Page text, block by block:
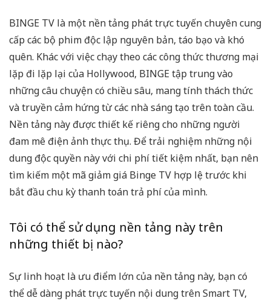
BINGE TV là một nền tảng phát trực tuyến chuyên cung
cấp các bộ phim độc lập nguyên bản, táo bạo và khó
quên. Khác với việc chạy theo các công thức thương mại
lặp đi lặp lại của Hollywood, BINGE tập trung vào
những câu chuyện có chiều sâu, mang tính thách thức
và truyền cảm hứng từ các nhà sáng tạo trên toàn cầu.
Nền tảng này được thiết kế riêng cho những người
đam mê điện ảnh thực thụ. Để trải nghiệm những nội
dung độc quyền này với chi phí tiết kiệm nhất, bạn nên
tìm kiếm một mã giảm giá Binge TV hợp lệ trước khi
bắt đầu chu kỳ thanh toán trả phí của mình.
Tôi có thể sử dụng nền tảng này trên
những thiết bị nào?
Sự linh hoạt là ưu điểm lớn của nền tảng này, bạn có
thể dễ dàng phát trực tuyến nội dung trên Smart TV,